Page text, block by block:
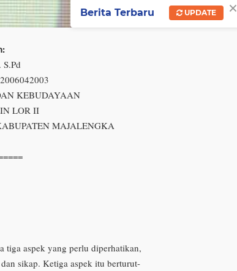
KEBUDAYAAN
LOR II
MAJALENGKA
tiga aspek yang perlu diperhatikan,
sikap. Ketiga aspek itu berturut-
×
Berita Terbaru UPDATE